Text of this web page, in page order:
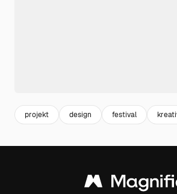
projekt design festival